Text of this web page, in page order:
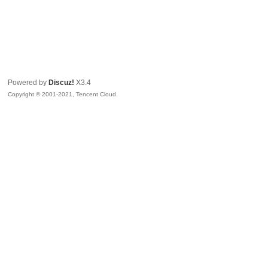
Powered by Discuz! X3.4
Copyright © 2001-2021, Tencent Cloud.